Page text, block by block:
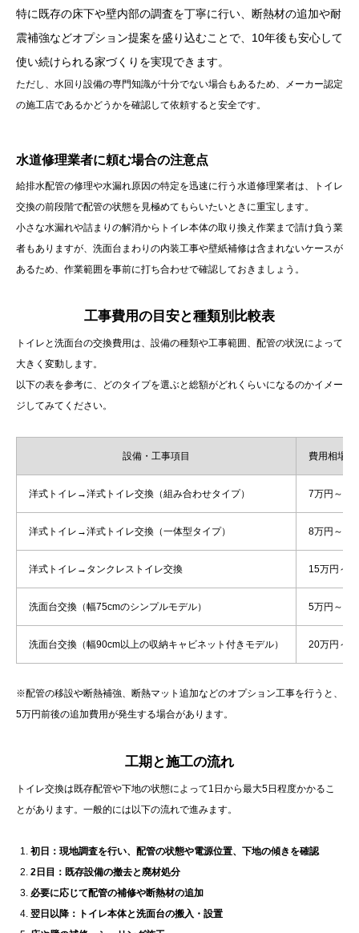
特に既存の床下や壁内部の調査を丁寧に行い、断熱材の追加や耐
震補強などオプション提案を盛り込むことで、10年後も安心して
使い続けられる家づくりを実現できます。
ただし、水回り設備の専門知識が十分でない場合もあるため、メーカー認定
の施工店であるかどうかを確認して依頼すると安全です。
水道修理業者に頼む場合の注意点
給排水配管の修理や水漏れ原因の特定を迅速に行う水道修理業者は、トイレ
交換の前段階で配管の状態を見極めてもらいたいときに重宝します。
小さな水漏れや詰まりの解消からトイレ本体の取り換え作業まで請け負う業
者もありますが、洗面台まわりの内装工事や壁紙補修は含まれないケースが
あるため、作業範囲を事前に打ち合わせで確認しておきましょう。
工事費用の目安と種類別比較表
トイレと洗面台の交換費用は、設備の種類や工事範囲、配管の状況によって
大きく変動します。
以下の表を参考に、どのタイプを選ぶと総額がどれくらいになるのかイメー
ジしてみてください。
設備・工事項目 費用相場（
洋式トイレ→洋式トイレ交換（組み合わせタイプ） 7万円～20
洋式トイレ→洋式トイレ交換（一体型タイプ） 8万円～20
洋式トイレ→タンクレストイレ交換 15万円～
洗面台交換（幅75cmのシンプルモデル） 5万円～15
洗面台交換（幅90cm以上の収納キャビネット付きモデル） 20万円～
※配管の移設や断熱補強、断熱マット追加などのオプション工事を行うと、
5万円前後の追加費用が発生する場合があります。
工期と施工の流れ
トイレ交換は既存配管や下地の状態によって1日から最大5日程度かかるこ
とがあります。一般的には以下の流れで進みます。
初日：現地調査を行い、配管の状態や電源位置、下地の傾きを確認
2日目：既存設備の撤去と廃材処分
必要に応じて配管の補修や断熱材の追加
翌日以降：トイレ本体と洗面台の搬入・設置